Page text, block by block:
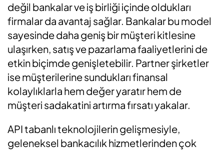
değil bankalar ve iş birliği içinde oldukları
firmalar da avantaj sağlar. Bankalar bu model
sayesinde daha geniş bir müşteri kitlesine
ulaşırken, satış ve pazarlama faaliyetlerini de
etkin biçimde genişletebilir. Partner şirketler
ise müşterilerine sundukları finansal
kolaylıklarla hem değer yaratır hem de
müşteri sadakatini artırma fırsatı yakalar.
API tabanlı teknolojilerin gelişmesiyle,
geleneksel bankacılık hizmetlerinden çok